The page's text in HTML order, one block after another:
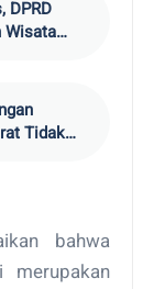
DPRD
Wisata
Tidak
bahwa
merupakan